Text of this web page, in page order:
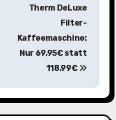
Therm DeLuxe
Filter-
Kaffeemaschine:
Nur 69,95€ statt
118,99€